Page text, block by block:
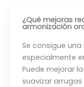
¿Qué mejoras
armonización
Se consigue
especialmente
Puede mejorar
suavizar